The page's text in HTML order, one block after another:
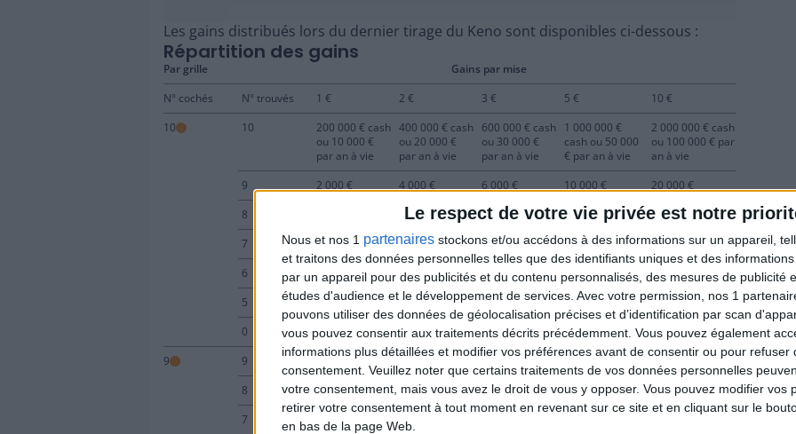
Le respect de votre vie privée est notre
Nous et nos 1 partenaires stockons et/ou accédons à des informations sur un appareil,
et traitons des données personnelles telles que des identifiants uniques et des
par un appareil pour des publicités et du contenu personnalisés, des mesures de publicité
études d'audience et le développement de services. Avec votre permission, nos 1
pouvons utiliser des données de géolocalisation précises et d’identification par scan
vous pouvez consentir aux traitements décrits précédemment. Vous pouvez également
informations plus détaillées et modifier vos préférences avant de consentir ou pour refuser
consentement. Veuillez noter que certains traitements de vos données personnelles
votre consentement, mais vous avez le droit de vous y opposer. Vous pouvez modifier vos
retirer votre consentement à tout moment en revenant sur ce site et en cliquant sur le
en bas de la page Web.
Les gains distribués lors du dernier tirage du Keno sont disponibles ci-dessous :
Répartition des gains
Par grille
Gains par mise
N° cochés
N° trouvés 1 € 2 € 3 € 5 €
10 €
10
10
200 000 € cash
ou 10 000 €
par an à vie
400 000 € cash
ou 20 000 €
par an à vie
600 000 € cash
ou 30 000 €
par an à vie
1 000 000 €
cash ou 50 000
€ par an à vie
2 000 000 € cash
ou 100 000 € par
an à vie
9
2 000 € 4 000 € 6 000 € 10 000 €
20 000 €
8
300 € 450 € 750 €
1 500 €
7
15 € 30 € 45 € 75 €
150 €
6
5 € 10 € 15 € 25 €
50 €
5
2 € 4 € 6 € 10 €
20 €
0
2 € 4 € 6 € 10 €
20 €
9
9 30 000 € 60 000 € 90 000 € 150 000 €
300 000 €
8
100 € 200 € 300 € 500 €
1 000 €
7
25 € 50 €